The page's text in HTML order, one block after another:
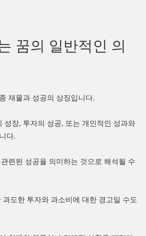
꿈의 일반적인 의
재물과 성공의 상징입니다.
성장, 투자의 성공, 또는 개인적인 성과와
다.
련된 성공을 의미하는 것으로 해석될 수
과도한 투자와 과소비에 대한 경고일 수도